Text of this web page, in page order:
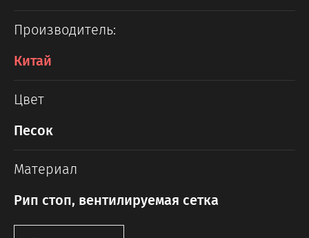
Производитель:
Китай
Цвет
Песок
Материал
Рип стоп, вентилируемая сетка